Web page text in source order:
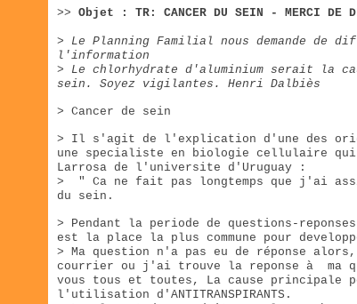
>> Objet : TR: CANCER DU SEIN - MERCI DE
> Le Planning Familial nous demande de
l'information
> Le chlorhydrate d'aluminium serait la
sein. Soyez vigilantes. Henri Dalbiès
> Cancer de sein
> Il s'agit de l'explication d'une des
une specialiste en biologie cellulaire
Larrosa de l'universite d'Uruguay :
> " Ca ne fait pas longtemps que j'ai
du sein.
> Pendant la periode de questions-
est la place la plus commune pour
> Ma question n'a pas eu de réponse
courrier ou j'ai trouve la reponse à ma
vous tous et toutes, La cause principale
l'utilisation d'ANTITRANSPIRANTS.